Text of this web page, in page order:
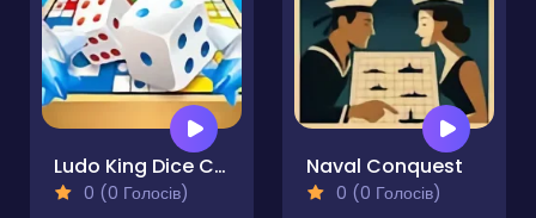
Ludo King Dice Club
0 (0 Голосів)
Naval Conquest
0 (0 Голосів)